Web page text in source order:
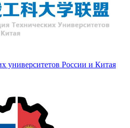
университетов России и Китая